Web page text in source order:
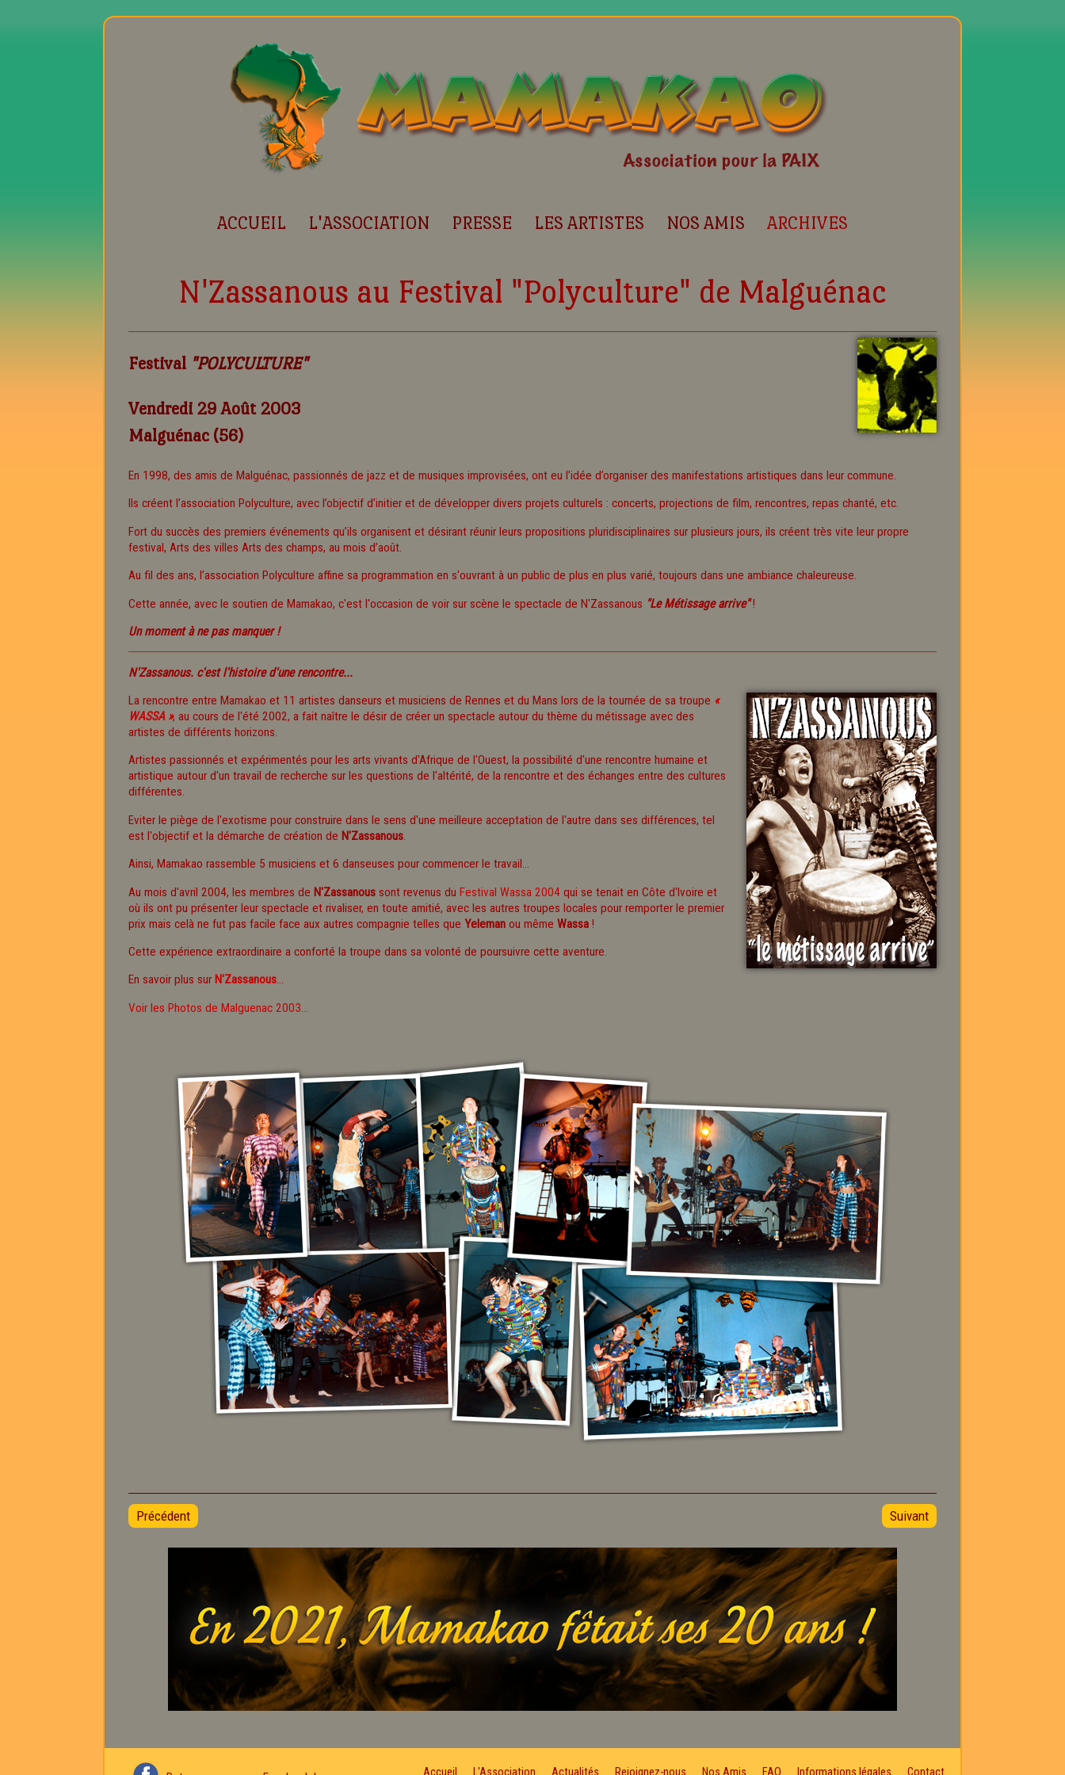
ACCUEIL L'ASSOCIATION PRESSE LES ARTISTES NOS AMIS ARCHIVES
N'Zassanous au Festival "Polyculture" de Malguénac
Festival "POLYCULTURE"
Vendredi 29 Août 2003
Malguénac (56)
En 1998, des amis de Malguénac, passionnés de jazz et de musiques improvisées, ont eu l’idée d’organiser des manifestations artistiques dans leur commune.
Ils créent l’association Polyculture, avec l’objectif d’initier et de développer divers projets culturels : concerts, projections de film, rencontres, repas chanté, etc.
Fort du succès des premiers événements qu’ils organisent et désirant réunir leurs propositions pluridisciplinaires sur plusieurs jours, ils créent très vite leur propre
festival, Arts des villes Arts des champs, au mois d’août.
Au fil des ans, l’association Polyculture affine sa programmation en s'ouvrant à un public de plus en plus varié, toujours dans une ambiance chaleureuse.
Cette année, avec le soutien de Mamakao, c'est l'occasion de voir sur scène le spectacle de N'Zassanous "Le Métissage arrive"!
Un moment à ne pas manquer !
N'Zassanous. c'est l'histoire d'une rencontre...
La rencontre entre Mamakao et 11 artistes danseurs et musiciens de Rennes et du Mans lors de la tournée de sa troupe «
WASSA », au cours de l'été 2002, a fait naître le désir de créer un spectacle autour du thème du métissage avec des
artistes de différents horizons.
Artistes passionnés et expérimentés pour les arts vivants d'Afrique de l'Ouest, la possibilité d'une rencontre humaine et
artistique autour d'un travail de recherche sur les questions de l'altérité, de la rencontre et des échanges entre des cultures
différentes.
Eviter le piège de l'exotisme pour construire dans le sens d'une meilleure acceptation de l'autre dans ses différences, tel
est l'objectif et la démarche de création de N'Zassanous.
Ainsi, Mamakao rassemble 5 musiciens et 6 danseuses pour commencer le travail...
Au mois d'avril 2004, les membres de N'Zassanous sont revenus du Festival Wassa 2004 qui se tenait en Côte d'Ivoire et
où ils ont pu présenter leur spectacle et rivaliser, en toute amitié, avec les autres troupes locales pour remporter le premier
prix mais celà ne fut pas facile face aux autres compagnie telles que Yeleman ou même Wassa !
Cette expérience extraordinaire a conforté la troupe dans sa volonté de poursuivre cette aventure.
En savoir plus sur N'Zassanous...
Voir les Photos de Malguenac 2003...
Précédent Suivant
Accueil L'Association Actualités Rejoignez-nous Nos Amis FAQ Informations légales Contact